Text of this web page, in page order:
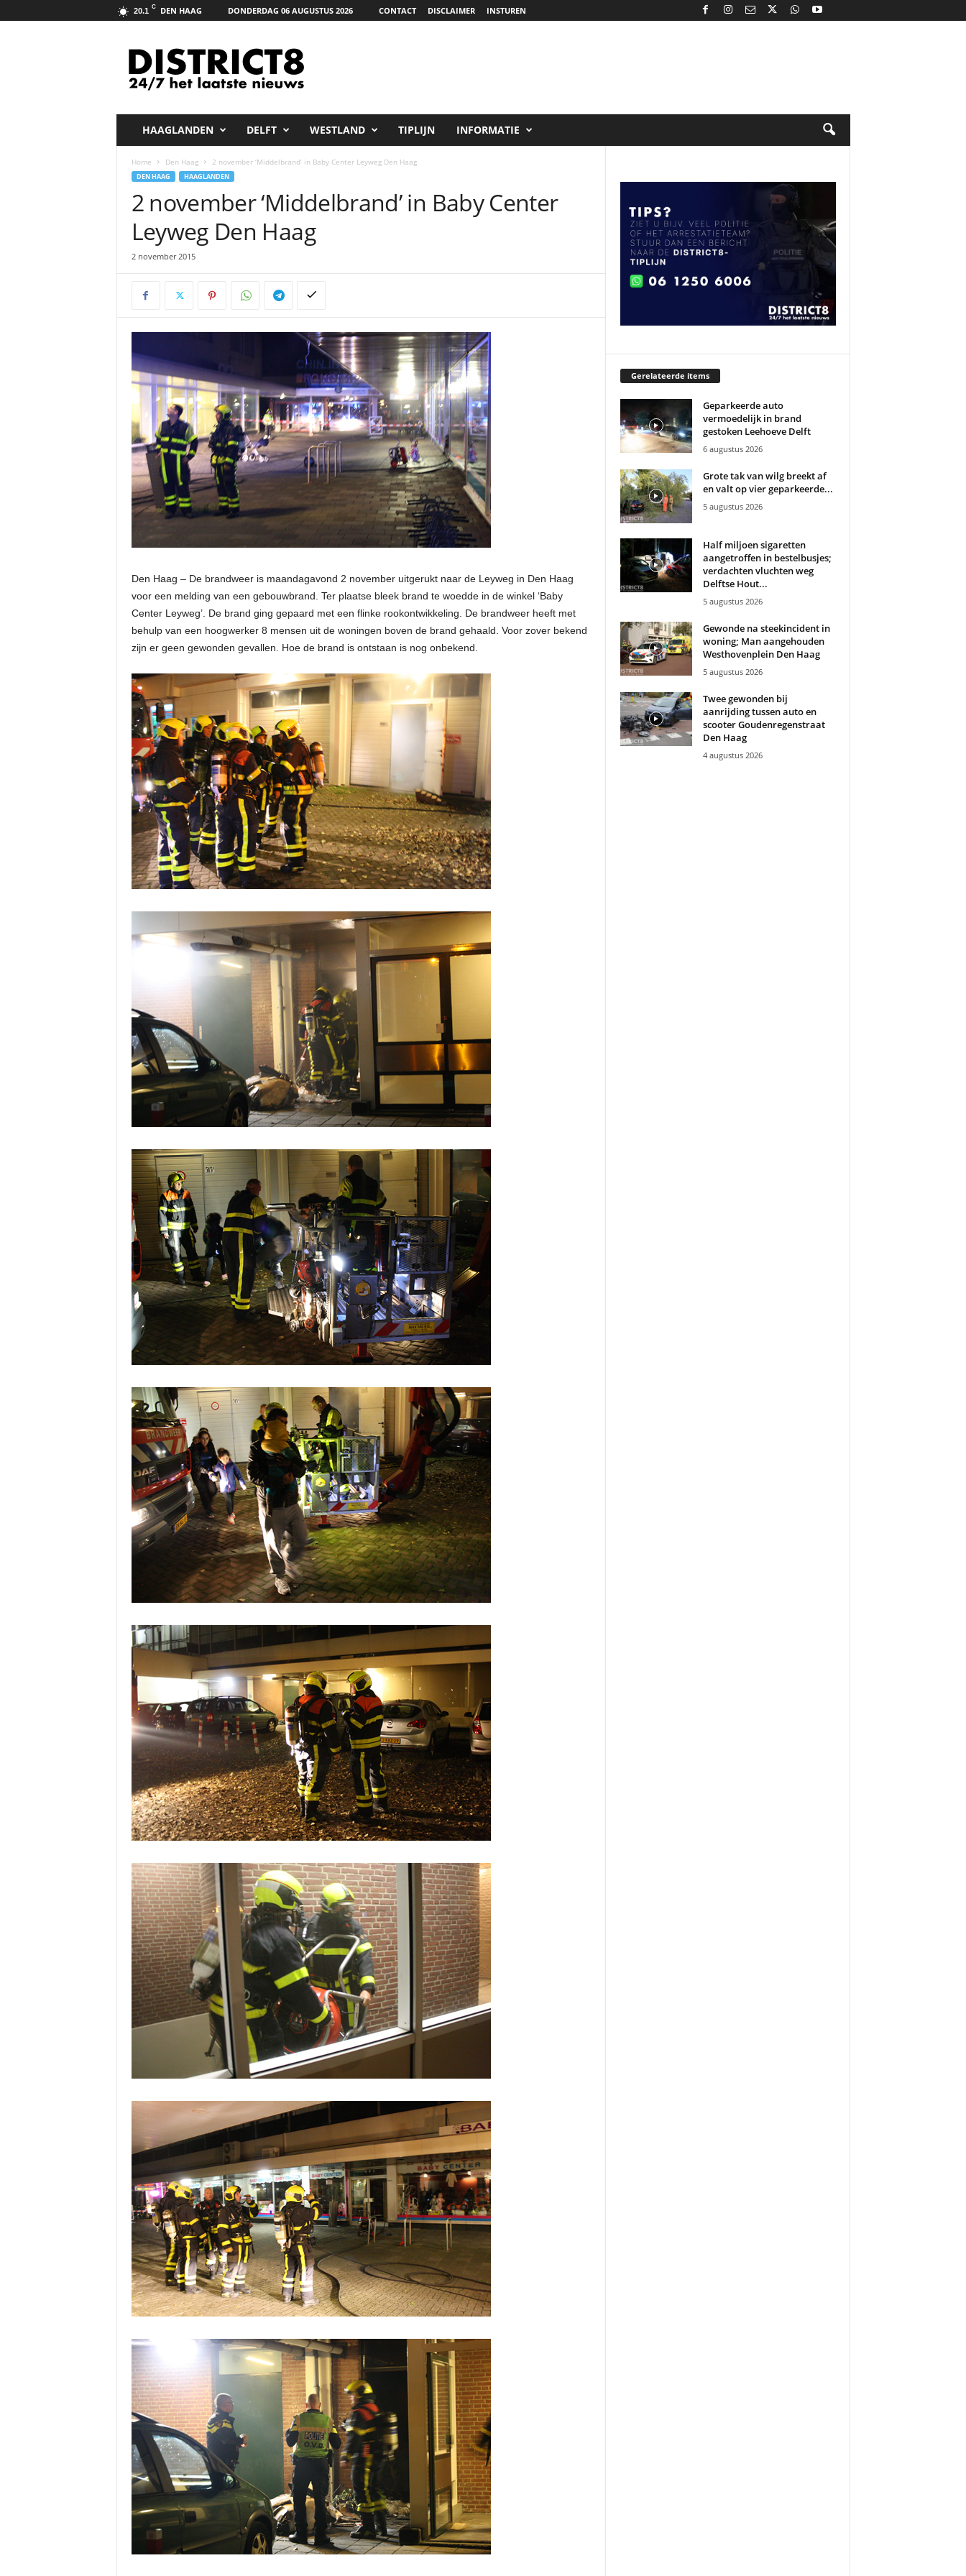
20.1 C DEN HAAG DONDERDAG 06 AUGUSTUS 2026 CONTACT DISCLAIMER INSTUREN
HAAGLANDEN DELFT WESTLAND TIPLIJN INFORMATIE
Home Den Haag 2 november ‘Middelbrand’ in Baby Center Leyweg Den Haag
DEN HAAG HAAGLANDEN
2 november ‘Middelbrand’ in Baby Center
Leyweg Den Haag
2 november 2015
Den Haag – De brandweer is maandagavond 2 november uitgerukt naar de Leyweg in Den Haag
voor een melding van een gebouwbrand. Ter plaatse bleek brand te woedde in de winkel ‘Baby
Center Leyweg’. De brand ging gepaard met een flinke rookontwikkeling. De brandweer heeft met
behulp van een hoogwerker 8 mensen uit de woningen boven de brand gehaald. Voor zover bekend
zijn er geen gewonden gevallen. Hoe de brand is ontstaan is nog onbekend.
Gerelateerde items
Geparkeerde auto
vermoedelijk in brand
gestoken Leehoeve Delft
6 augustus 2026
Grote tak van wilg breekt af
en valt op vier geparkeerde...
5 augustus 2026
Half miljoen sigaretten
aangetroffen in bestelbusjes;
verdachten vluchten weg
Delftse Hout...
5 augustus 2026
Gewonde na steekincident in
woning; Man aangehouden
Westhovenplein Den Haag
5 augustus 2026
Twee gewonden bij
aanrijding tussen auto en
scooter Goudenregenstraat
Den Haag
4 augustus 2026